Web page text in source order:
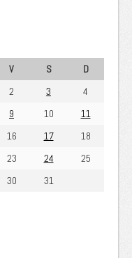
V S
D
2 3
4
9 10
11
16 17
18
23 24
25
30 31